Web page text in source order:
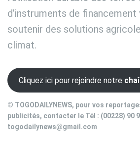
d’instruments de
soutenir des solutions
climat.
Cliquez ici pour rejoindre notre
© TOGODAILYNEWS, pour vos
publicités, contacter le Tél : (00228) 90
togodailynews@gmail.com